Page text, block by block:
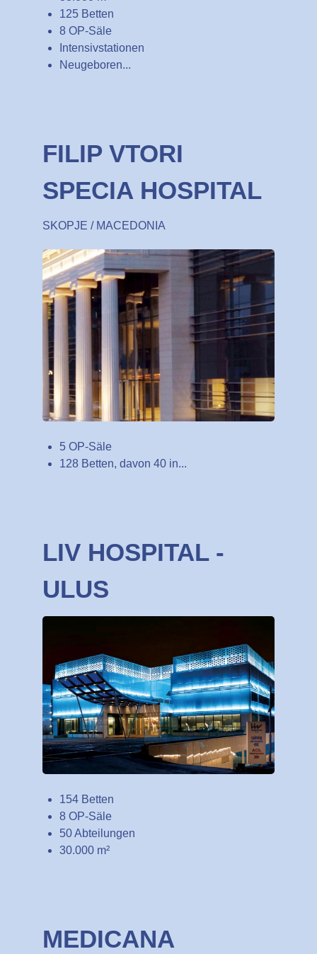
125 Betten
8 OP-Säle
Intensivstationen
Neugeboren...
FILIP VTORI
SPECIA HOSPITAL
SKOPJE / MACEDONIA
5 OP-Säle
128 Betten, davon 40 in...
LIV HOSPITAL -
ULUS
154 Betten
8 OP-Säle
50 Abteilungen
30.000 m²
MEDICANA